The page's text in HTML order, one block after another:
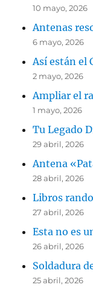
10 mayo, 2026
Antenas
6 mayo, 2026
Así están el
2 mayo, 2026
Ampliar el
1 mayo, 2026
Tu Legado
29 abril, 2026
Antena
28 abril, 2026
Libros
27 abril, 2026
Esta no es
26 abril, 2026
Soldadura
25 abril, 2026